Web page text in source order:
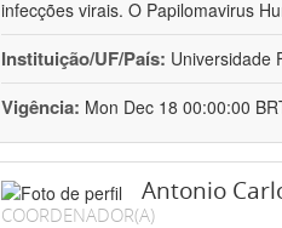
infecções virais. O Papilomavirus
Instituição/UF/País: Universidade
Vigência: Mon Dec 18 00:00:00
Antonio
COORDENADOR(A)